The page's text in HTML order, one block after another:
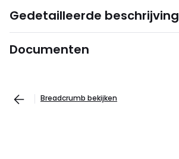
Gedetailleerde beschrijving
Documenten
Breadcrumb bekijken